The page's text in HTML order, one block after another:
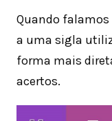
Quando falamos
a uma sigla
forma mais
acertos.